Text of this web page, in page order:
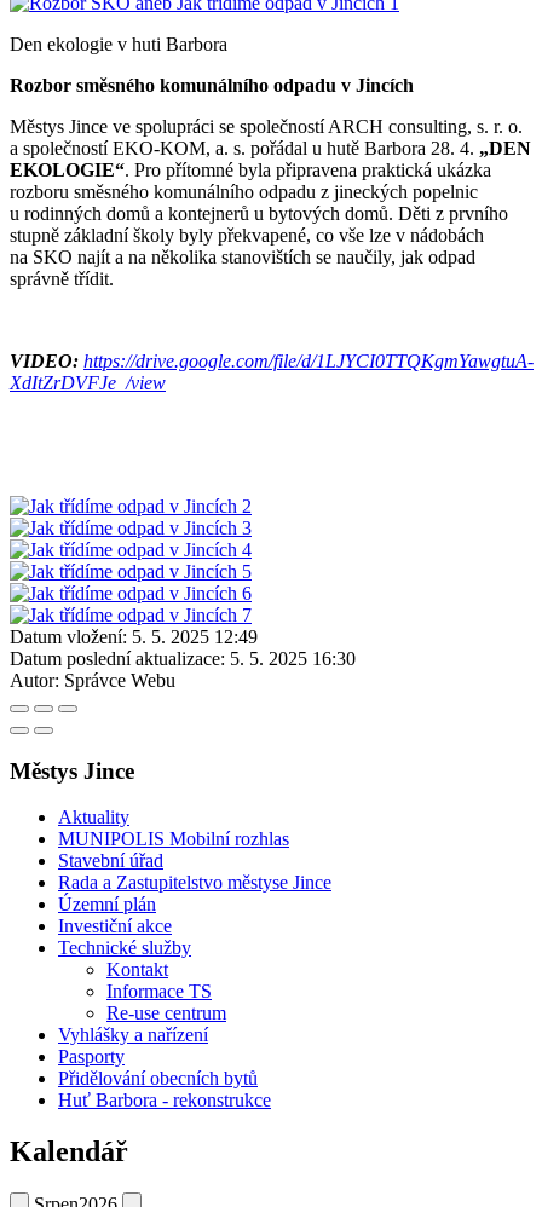
Den ekologie v huti Barbora
Rozbor směsného komunálního odpadu v Jincích
Městys Jince ve spolupráci se společností ARCH consulting, s. r. o.
a společností EKO-KOM, a. s. pořádal u hutě Barbora 28. 4. „DEN
EKOLOGIE“. Pro přítomné byla připravena praktická ukázka
rozboru směsného komunálního odpadu z jineckých popelnic
u rodinných domů a kontejnerů u bytových domů. Děti z prvního
stupně základní školy byly překvapené, co vše lze v nádobách
na SKO najít a na několika stanovištích se naučily, jak odpad
správně třídit.
VIDEO: https://drive.google.com/file/d/1LJYCI0TTQKgmYawgtuA-
XdItZrDVFJe_/view
Datum vložení: 5. 5. 2025 12:49
Datum poslední aktualizace: 5. 5. 2025 16:30
Autor: Správce Webu
Městys Jince
Aktuality
MUNIPOLIS Mobilní rozhlas
Stavební úřad
Rada a Zastupitelstvo městyse Jince
Územní plán
Investiční akce
Technické služby
Kontakt
Informace TS
Re-use centrum
Vyhlášky a nařízení
Pasporty
Přidělování obecních bytů
Huť Barbora - rekonstrukce
Kalendář